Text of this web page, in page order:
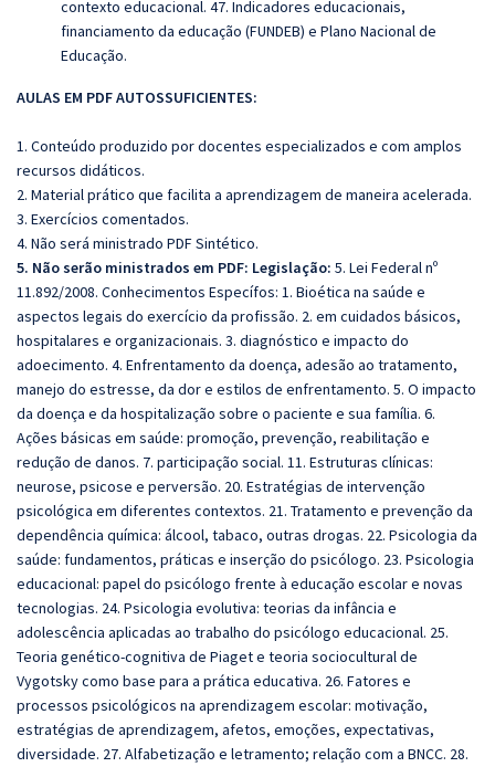
contexto educacional. 47. Indicadores educacionais,
financiamento da educação (FUNDEB) e Plano Nacional de
Educação.
AULAS EM PDF AUTOSSUFICIENTES:
1. Conteúdo produzido por docentes especializados e com amplos
recursos didáticos.
2. Material prático que facilita a aprendizagem de maneira acelerada.
3. Exercícios comentados.
4. Não será ministrado PDF Sintético.
5. Não serão ministrados em PDF: Legislação: 5. Lei Federal nº
11.892/2008. Conhecimentos Específos: 1. Bioética na saúde e
aspectos legais do exercício da profissão. 2. em cuidados básicos,
hospitalares e organizacionais. 3. diagnóstico e impacto do
adoecimento. 4. Enfrentamento da doença, adesão ao tratamento,
manejo do estresse, da dor e estilos de enfrentamento. 5. O impacto
da doença e da hospitalização sobre o paciente e sua família. 6.
Ações básicas em saúde: promoção, prevenção, reabilitação e
redução de danos. 7. participação social. 11. Estruturas clínicas:
neurose, psicose e perversão. 20. Estratégias de intervenção
psicológica em diferentes contextos. 21. Tratamento e prevenção da
dependência química: álcool, tabaco, outras drogas. 22. Psicologia da
saúde: fundamentos, práticas e inserção do psicólogo. 23. Psicologia
educacional: papel do psicólogo frente à educação escolar e novas
tecnologias. 24. Psicologia evolutiva: teorias da infância e
adolescência aplicadas ao trabalho do psicólogo educacional. 25.
Teoria genético-cognitiva de Piaget e teoria sociocultural de
Vygotsky como base para a prática educativa. 26. Fatores e
processos psicológicos na aprendizagem escolar: motivação,
estratégias de aprendizagem, afetos, emoções, expectativas,
diversidade. 27. Alfabetização e letramento; relação com a BNCC. 28.